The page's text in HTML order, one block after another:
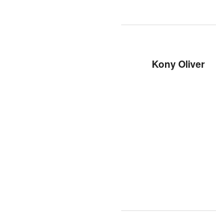
Kony Oliver